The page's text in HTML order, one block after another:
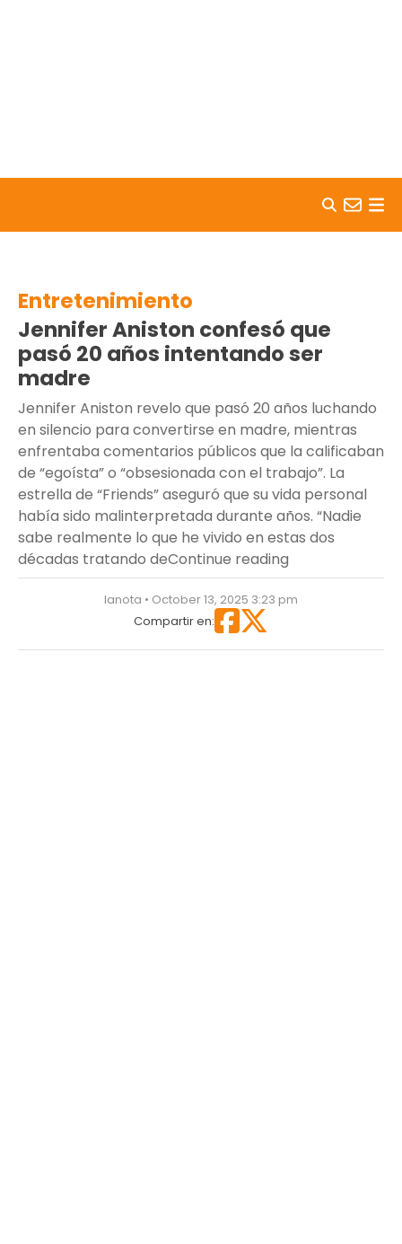
Entretenimiento
Jennifer Aniston confesó que
pasó 20 años intentando ser
madre
Jennifer Aniston revelo que pasó 20 años luchando
en silencio para convertirse en madre, mientras
enfrentaba comentarios públicos que la calificaban
de “egoísta” o “obsesionada con el trabajo”. La
estrella de “Friends” aseguró que su vida personal
había sido malinterpretada durante años. “Nadie
sabe realmente lo que he vivido en estas dos
décadas tratando deContinue reading
lanota • October 13, 2025 3:23 pm
Compartir en: